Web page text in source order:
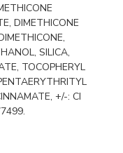
DIMETHICONE
SILICA,
TOCOPHERYL
+/-: CI